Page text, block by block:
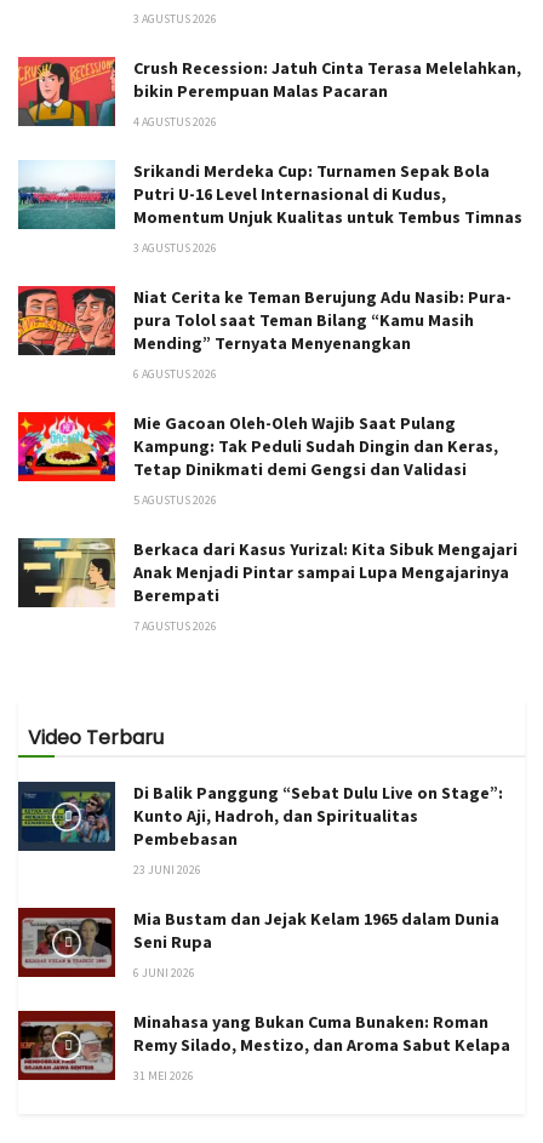
3 AGUSTUS 2026
Crush Recession: Jatuh Cinta Terasa Melelahkan,
bikin Perempuan Malas Pacaran
4 AGUSTUS 2026
Srikandi Merdeka Cup: Turnamen Sepak Bola
Putri U-16 Level Internasional di Kudus,
Momentum Unjuk Kualitas untuk Tembus Timnas
3 AGUSTUS 2026
Niat Cerita ke Teman Berujung Adu Nasib: Pura-
pura Tolol saat Teman Bilang “Kamu Masih
Mending” Ternyata Menyenangkan
6 AGUSTUS 2026
Mie Gacoan Oleh-Oleh Wajib Saat Pulang
Kampung: Tak Peduli Sudah Dingin dan Keras,
Tetap Dinikmati demi Gengsi dan Validasi
5 AGUSTUS 2026
Berkaca dari Kasus Yurizal: Kita Sibuk Mengajari
Anak Menjadi Pintar sampai Lupa Mengajarinya
Berempati
7 AGUSTUS 2026
Video Terbaru
Di Balik Panggung “Sebat Dulu Live on Stage”:
Kunto Aji, Hadroh, dan Spiritualitas
Pembebasan
23 JUNI 2026
Mia Bustam dan Jejak Kelam 1965 dalam Dunia
Seni Rupa
6 JUNI 2026
Minahasa yang Bukan Cuma Bunaken: Roman
Remy Silado, Mestizo, dan Aroma Sabut Kelapa
31 MEI 2026